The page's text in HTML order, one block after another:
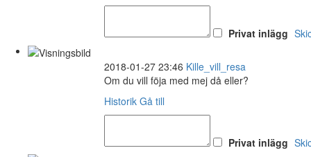
Privat inlägg
2018-01-27 23:46 Kille_vill_resa
Om du vill föja med mej då eller?
Historik Gå till
Privat inlägg